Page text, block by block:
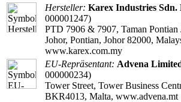
Hersteller: Karex Industries Sdn.
000001247)
PTD 7906 & 7907, Taman Pontian
Johor, Pontian, Johor 82000,
www.karex.com.my
EU-Repräsentant: Advena
000000234)
Tower Street, Tower Business
BKR4013, Malta, www.advena.mt